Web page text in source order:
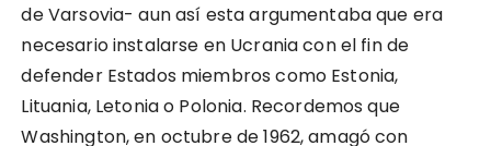
de Varsovia- aun así esta argumentaba que era
necesario instalarse en Ucrania con el fin de
defender Estados miembros como Estonia,
Lituania, Letonia o Polonia. Recordemos que
Washington, en octubre de 1962, amagó con